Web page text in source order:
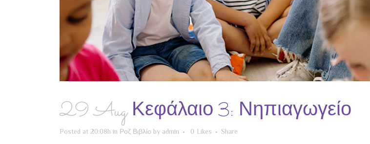
29 AugΚεφάλαιο 3: Νηπιαγωγείο
Posted at 20:08h in Ροζ Βιβλίο by admin 0 Likes Share